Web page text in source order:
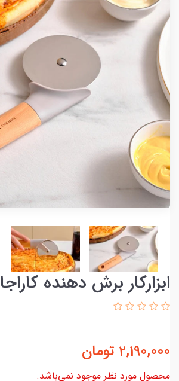
ابزارکار برش دهنده کاراجا
2,190,000 تومان
محصول مورد نظر موجود نمی‌باشد.